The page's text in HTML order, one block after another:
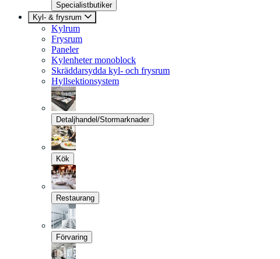
Specialistbutiker
Kyl- & frysrum
Kylrum
Frysrum
Paneler
Kylenheter monoblock
Skräddarsydda kyl- och frysrum
Hyllsektionsystem
Detaljhandel/Stormarknader
Kök
Restaurang
Förvaring